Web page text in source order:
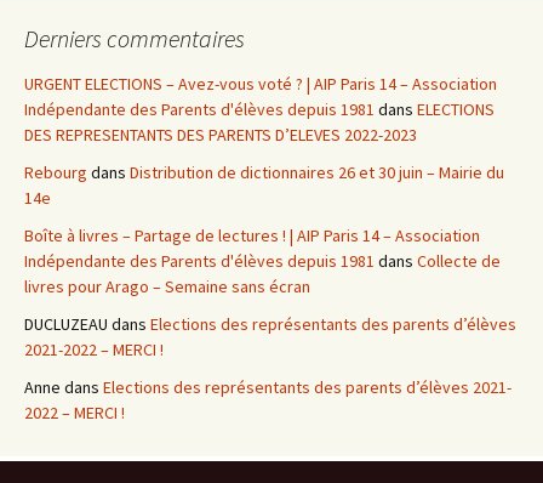
Derniers commentaires
URGENT ELECTIONS – Avez-vous voté ? | AIP Paris 14 – Association
Indépendante des Parents d'élèves depuis 1981 dans ELECTIONS
DES REPRESENTANTS DES PARENTS D’ELEVES 2022-2023
Rebourg dans Distribution de dictionnaires 26 et 30 juin – Mairie du
14e
Boîte à livres – Partage de lectures ! | AIP Paris 14 – Association
Indépendante des Parents d'élèves depuis 1981 dans Collecte de
livres pour Arago – Semaine sans écran
DUCLUZEAU dans Elections des représentants des parents d’élèves
2021-2022 – MERCI !
Anne dans Elections des représentants des parents d’élèves 2021-
2022 – MERCI !